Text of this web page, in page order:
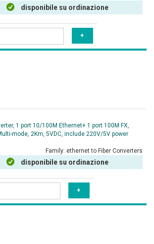
disponibile su ordinazione
1 port 10/100M Ethernet+ 1 port 100M FX,
mode, 2Km, 5VDC, include 220V/5V power
Family: ethernet to Fiber Converters
disponibile su ordinazione